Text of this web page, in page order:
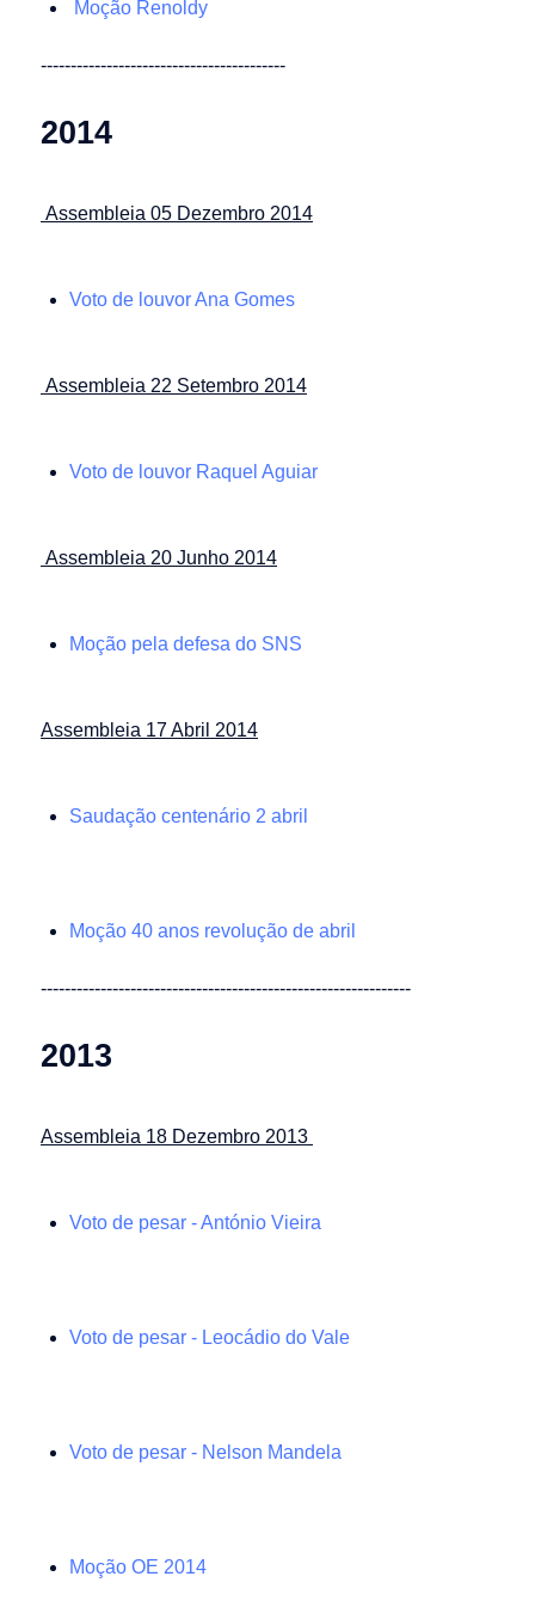
Moção Renoldy
-----------------------------------------
2014
Assembleia 05 Dezembro 2014
Voto de louvor Ana Gomes
Assembleia 22 Setembro 2014
Voto de louvor Raquel Aguiar
Assembleia 20 Junho 2014
Moção pela defesa do SNS
Assembleia 17 Abril 2014
Saudação centenário 2 abril
Moção 40 anos revolução de abril
--------------------------------------------------------------
2013
Assembleia 18 Dezembro 2013
Voto de pesar - António Vieira
Voto de pesar - Leocádio do Vale
Voto de pesar - Nelson Mandela
Moção OE 2014